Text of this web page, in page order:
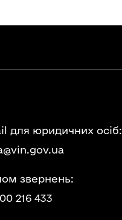
для юридичних осіб:
звернень:
216 433